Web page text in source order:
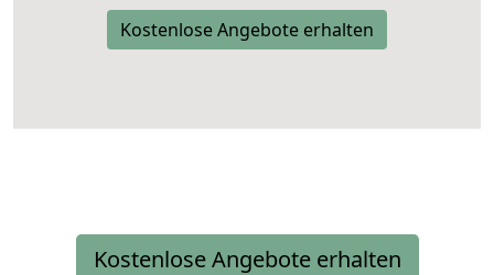
Kostenlose Angebote erhalten
Kostenlose Angebote erhalten